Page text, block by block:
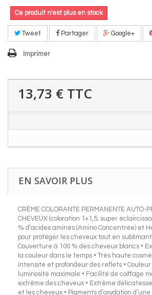
Ce produit n'est plus en stock
Tweet Partager Google+
Imprimer
13,73 € TTC
EN SAVOIR PLUS
CRÈME COLORANTE PERMANENTE AUTO-
CHEVEUX (coloration 1+1,5; super
% d’acides aminés (Amino Concentrée) et
pour protéger les cheveux tout en
Couverture à 100 % des cheveux blancs •
la couleur dans le temps • Très haute
intensité et profondeur des reflets •
luminosité maximale • Facilité de coiffage
extrême des cheveux • Extrême
et les cheveux • Pigments d’oxydation